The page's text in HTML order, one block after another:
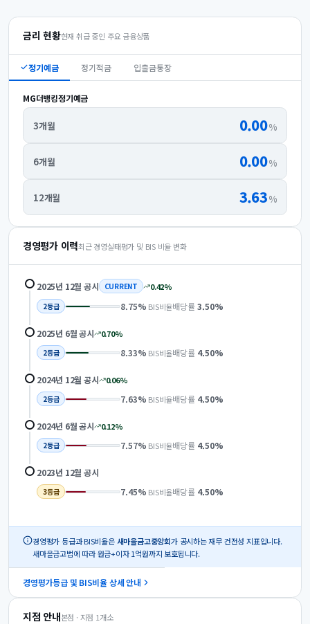
금리 현황현재 취급 중인 주요 금융상품
정기예금 정기적금 입출금통장
MG더뱅킹정기예금
3개월 0.00%
6개월 0.00%
12개월 3.63%
경영평가 이력최근 경영실태평가 및 BIS 비율 변화
2025년 12월 공시 CURRENT 0.42%
2등급 8.75% BIS비율배당률 3.50%
2025년 6월공시 0.70%
2등급 8.33% BIS비율배당률 4.50%
2024년 12월 공시 0.06%
2등급 7.63% BIS비율배당률 4.50%
2024년 6월공시 0.12%
2등급 7.57% BIS비율배당률 4.50%
2023년 12월 공시
3등급 7.45% BIS비율배당률 4.50%
경영평가 등급과 BIS비율은 새마을금고중앙회가 공시하는 재무 건전성 지표입니다.
새마을금고법에 따라 원금+이자 1억원까지 보호됩니다.
경영평가등급 및 BIS비율 상세 안내
지점 안내본점 · 지점 1개소